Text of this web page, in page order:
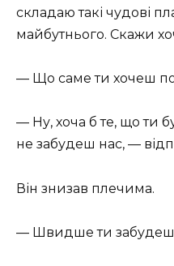
складаю такі чудові
майбутнього. Скажи
— Що саме ти хочеш
— Ну, хоча б те, що ти
не забудеш нас, —
Він знизав плечима.
— Швидше ти забудеш